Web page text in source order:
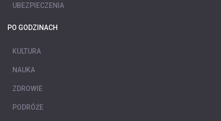
UBEZPIECZENIA
PO GODZINACH
KULTURA
NAUKA
ZDROWIE
PODRÓŻE